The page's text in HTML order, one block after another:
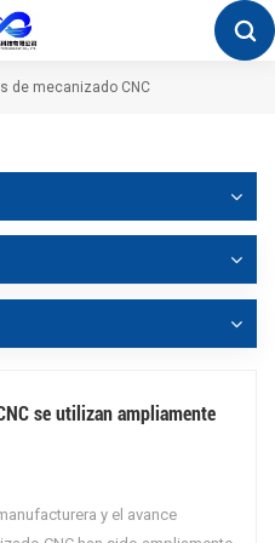
de mecanizado CNC
se utilizan ampliamente
y el avance